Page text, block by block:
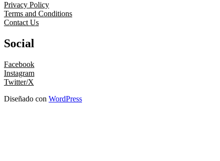
Privacy Policy
Terms and Conditions
Contact Us
Social
Facebook
Instagram
Twitter/X
Diseñado con WordPress